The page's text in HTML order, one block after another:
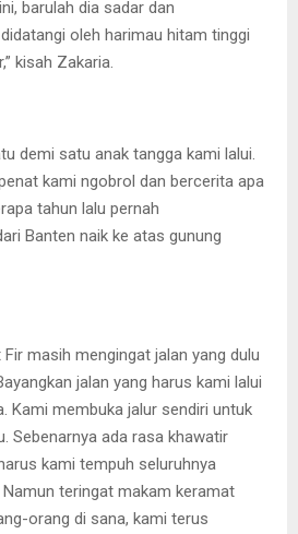
barulah dia sadar dan
oleh harimau hitam tinggi
kisah Zakaria.
demi satu anak tangga kami lalui.
kami ngobrol dan bercerita apa
tahun lalu pernah
Banten naik ke atas gunung
masih mengingat jalan yang dulu
jalan yang harus kami lalui
Kami membuka jalur sendiri untuk
Sebenarnya ada rasa khawatir
kami tempuh seluruhnya
teringat makam keramat
orang di sana, kami terus